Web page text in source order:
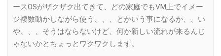
ースOSがザクザク出てきて、どの家庭でもVM上でイメー
ジ複数動かしながら使う、、、とかいう事になるか、、い
や、、、そうはならないけど、何か新しい流れが来るんじ
ゃないかとちょっとワクワクします。